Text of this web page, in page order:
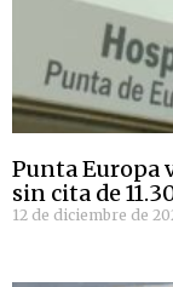
Punta Europa
sin cita de
12 de diciembre de